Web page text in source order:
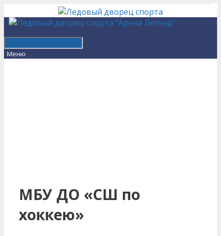
Перейти
Меню
МБУ ДО «СШ по
хоккею»